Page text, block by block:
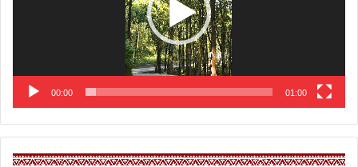
00:00 01:00
Video